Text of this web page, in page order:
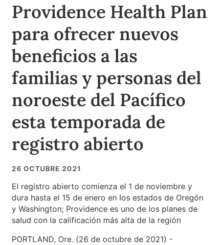
Providence Health Plan
para ofrecer nuevos
beneficios a las
familias y personas del
noroeste del Pacífico
esta temporada de
registro abierto
26 OCTUBRE 2021
El registro abierto comienza el 1 de noviembre y
dura hasta el 15 de enero en los estados de Oregón
y Washington; Providence es uno de los planes de
salud con la calificación más alta de la región
PORTLAND, Ore. (26 de octubre de 2021) -